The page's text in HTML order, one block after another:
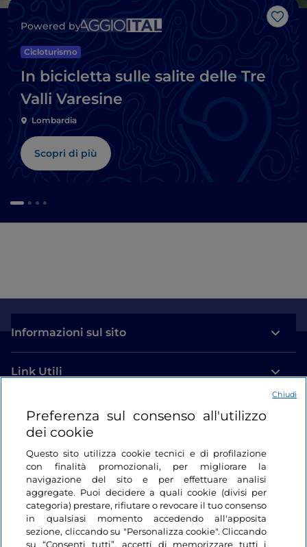
Like
Powered by
Cicloturismo
In bicicletta sulle salite delle Tre
Valli Varesine
Lombardia
Scopri di più
Informazioni sul sito
Link Utili
Login
Restiamo in contatto
Preferenza sul consenso all'utilizzo
dei cookie
Questo sito utilizza cookie tecnici e di profilazione
con finalità promozionali, per migliorare la
navigazione del sito e per effettuare analisi
aggregate. Puoi decidere a quali cookie (divisi per
categoria) prestare, rifiutare o revocare il tuo consenso
in qualsiasi momento accedendo all'apposita
sezione, cliccando su "Personalizza cookie". Cliccando
su “Consenti tutti”, accetti di memorizzare tutti i
Chiudi